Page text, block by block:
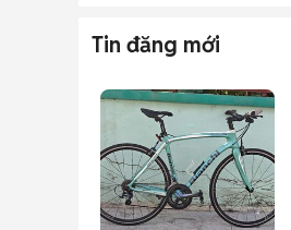
Tin đăng mới